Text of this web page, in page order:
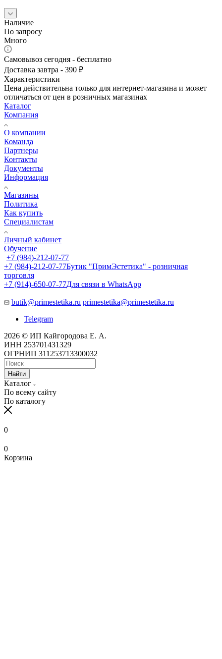
Наличие
По запросу
Много
Самовывоз сегодня - бесплатно
Доставка завтра - 390 ₽
Характеристики
Цена действительна только для интернет-магазина и может
отличаться от цен в розничных магазинах
Каталог
Компания
О компании
Команда
Партнеры
Контакты
Документы
Информация
Магазины
Политика
Как купить
Специалистам
Личный кабинет
Обучение
+7 (984)-212-07-77
+7 (984)-212-07-77Бутик "ПримЭстетика" - розничная
торговля
+7 (914)-650-07-77Для связи в WhatsApp
butik@primestetika.ru primestetika@primestetika.ru
Telegram
2026 © ИП Кайгородова Е. А.
ИНН 253701431329
ОГРНИП 311253713300032
Найти
Каталог
По всему сайту
По каталогу
0
0
Корзина